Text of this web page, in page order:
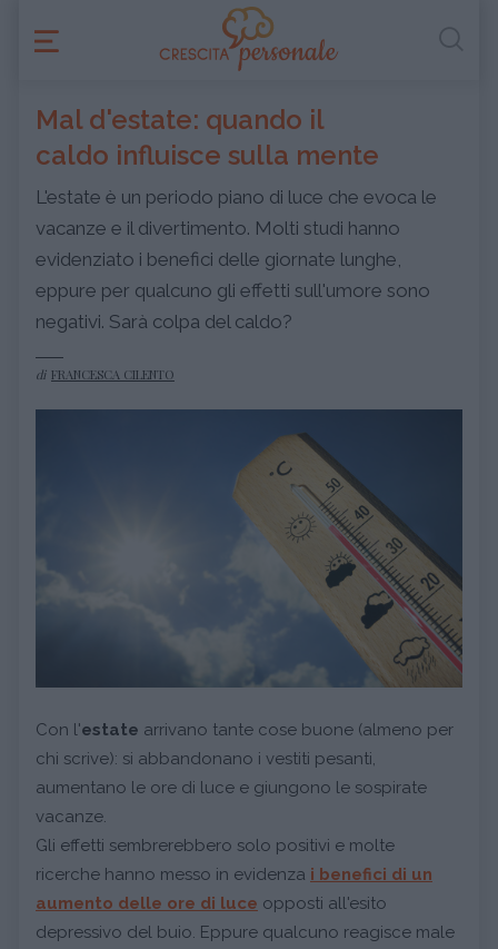
Mal d'estate: quando il
caldo influisce sulla mente
L'estate è un periodo piano di luce che evoca le
vacanze e il divertimento. Molti studi hanno
evidenziato i benefici delle giornate lunghe,
eppure per qualcuno gli effetti sull'umore sono
negativi. Sarà colpa del caldo?
di FRANCESCA CILENTO
Con l'estate arrivano tante cose buone (almeno per
chi scrive): si abbandonano i vestiti pesanti,
aumentano le ore di luce e giungono le sospirate
vacanze.
Gli effetti sembrerebbero solo positivi e molte
ricerche hanno messo in evidenza i benefici di un
aumento delle ore di luce opposti all'esito
depressivo del buio. Eppure qualcuno reagisce male